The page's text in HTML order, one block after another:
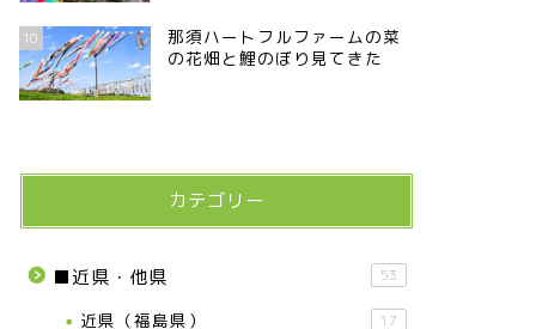
10
那須ハートフルファームの菜
の花畑と鯉のぼり見てきた
カテゴリー
■近県・他県 53
近県（福島県） 17